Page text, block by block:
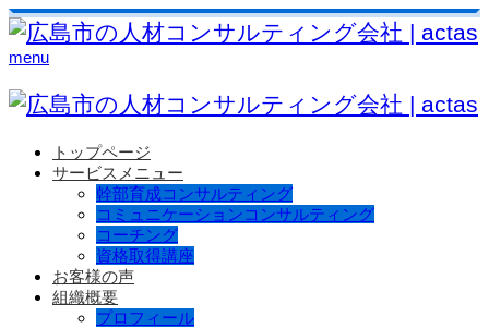
menu
トップページ
サービスメニュー
幹部育成コンサルティング
コミュニケーションコンサルティング
コーチング
資格取得講座
お客様の声
組織概要
プロフィール